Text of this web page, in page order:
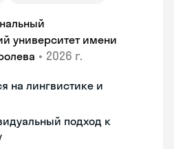
университет имени
• 2026 г.
на лингвистике и
подход к